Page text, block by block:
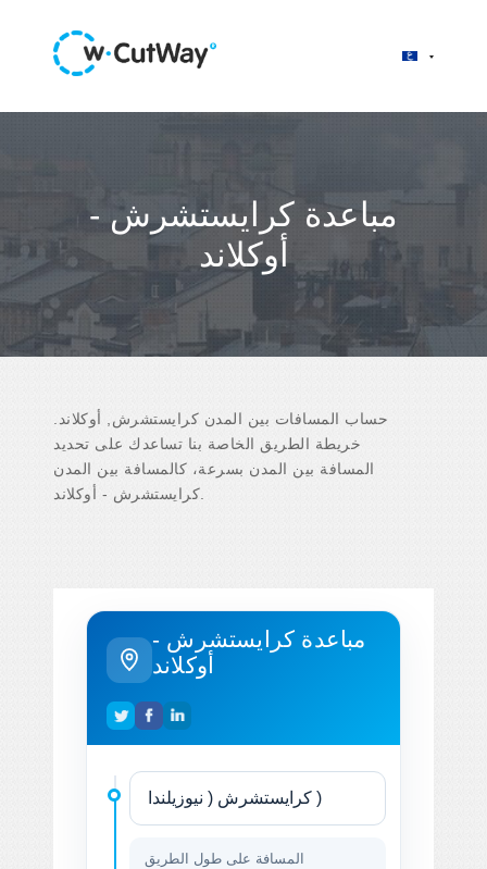
مباعدة كرايستشرش -
أوكلاند
حساب المسافات بين المدن كرايستشرش, أوكلاند.
خريطة الطريق الخاصة بنا تساعدك على تحديد
المسافة بين المدن بسرعة، كالمسافة بين المدن
مباعدة كرايستشرش -
أوكلاند
المسافة على طول الطريق